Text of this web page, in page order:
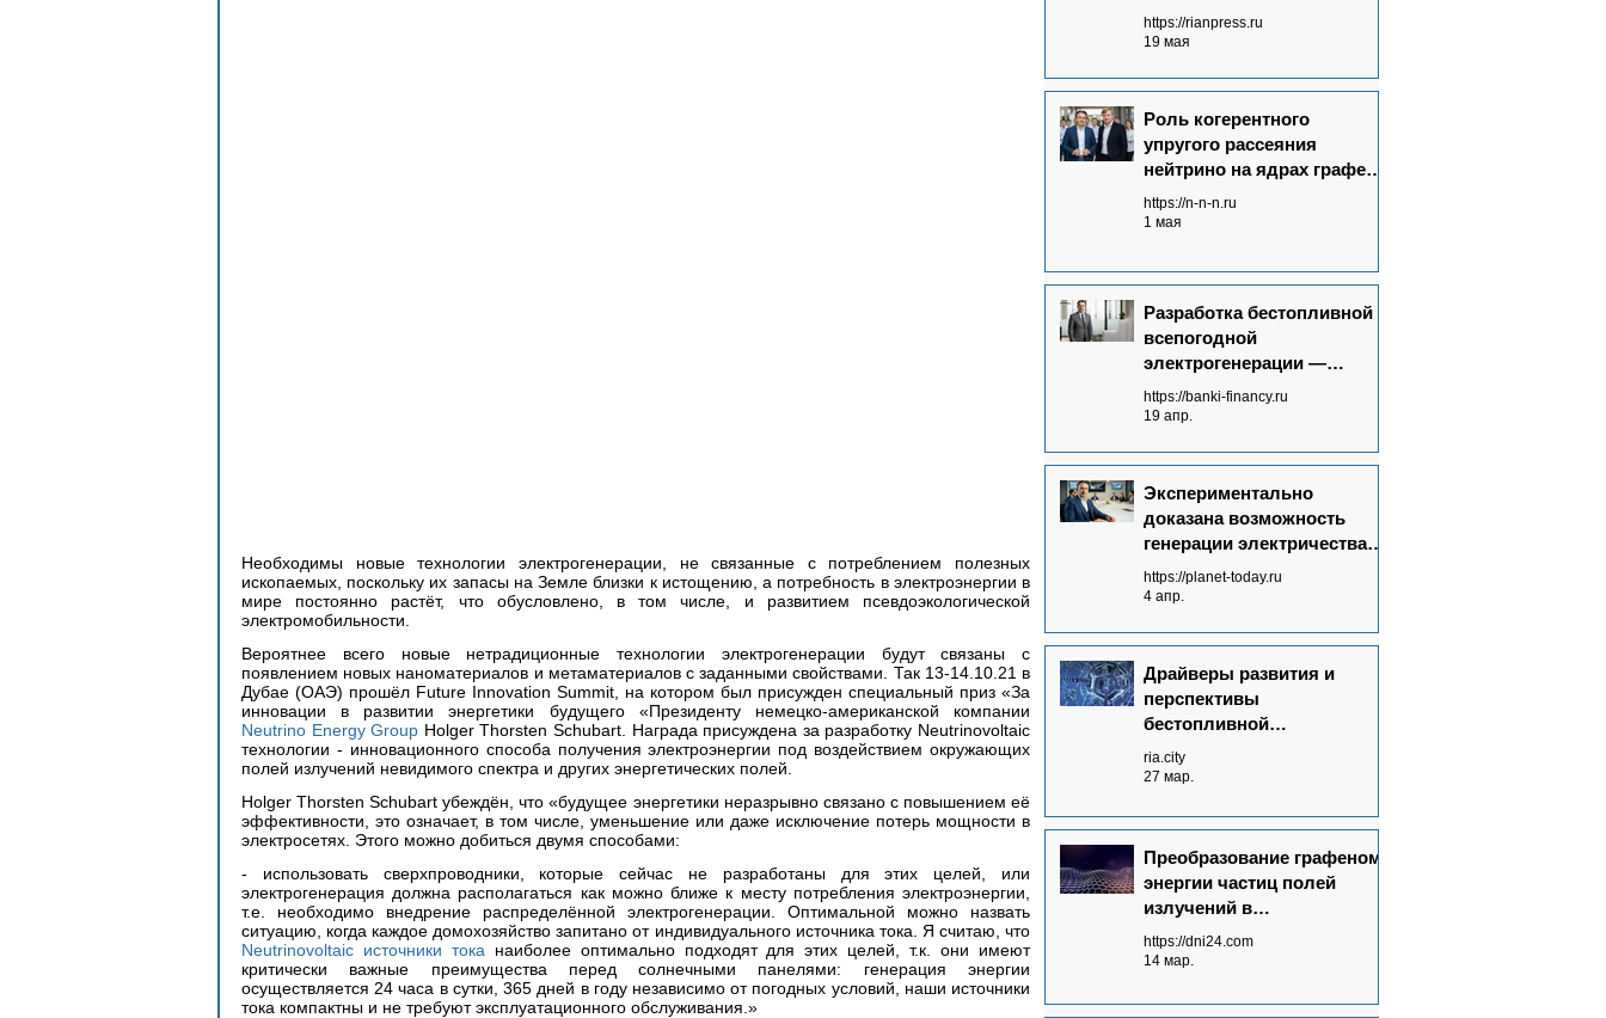
Необходимы новые технологии электрогенерации, не связанные с потреблением полезных
ископаемых, поскольку их запасы на Земле близки к истощению, а потребность в электроэнергии в
мире постоянно растёт, что обусловлено, в том числе, и развитием псевдоэкологической
электромобильности.
Вероятнее всего новые нетрадиционные технологии электрогенерации будут связаны с
появлением новых наноматериалов и метаматериалов с заданными свойствами. Так 13-14.10.21 в
Дубае (ОАЭ) прошёл Future Innovation Summit, на котором был присужден специальный приз «За
Neutrino Energy Group Holger Thorsten Schubart. Награда присуждена за разработку Neutrinovoltaic
технологии - инновационного способа получения электроэнергии под воздействием окружающих
полей излучений невидимого спектра и других энергетических полей.
Holger Thorsten Schubart убеждён, что «будущее энергетики неразрывно связано с повышением её
эффективности, это означает, в том числе, уменьшение или даже исключение потерь мощности в
электросетях. Этого можно добиться двумя способами:
- использовать сверхпроводники, которые сейчас не разработаны для этих целей, или
электрогенерация должна располагаться как можно ближе к месту потребления электроэнергии,
т.е. необходимо внедрение распределённой электрогенерации. Оптимальной можно назвать
Neutrinovoltaic источники тока наиболее оптимально подходят для этих целей, т.к. они имеют
критически важные преимущества перед солнечными панелями: генерация энергии
осуществляется 24 часа в сутки, 365 дней в году независимо от погодных условий, наши источники
тока компактны и не требуют эксплуатационного обслуживания.»
аспекты
https://rianpress.ru
19 мая
Роль когерентного
упругого рассеяния
нейтрино на ядрах графена
в Neutrinovoltaic
технологии
https://n-n-n.ru
1 мая
Разработка бестопливной
всепогодной
электрогенерации —
запрос времени
https://banki-financy.ru
19 апр.
Экспериментально
доказана возможность
генерации электричества
без топлива от полей
излучений невидимого
https://planet-today.ru
4 апр.
Драйверы развития и
перспективы
бестопливной
электрогенерации в мире
ria.city
27 мар.
Преобразование графеном
энергии частиц полей
излучений в
электрический ток - основа
Neutrinovoltaic технологии
https://dni24.com
14 мар.